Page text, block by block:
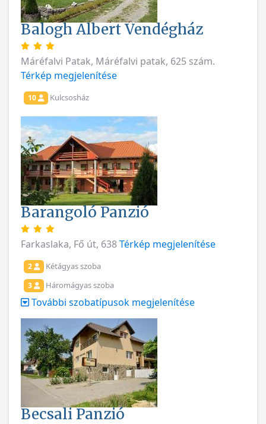
Balogh Albert Vendégház
Máréfalvi Patak, Máréfalvi patak, 625 szám.
Térkép megjelenítése
10 Kulcsosház
Barangoló Panzió
Farkaslaka, Fő út, 638Térkép megjelenítése
2 Kétágyas szoba
3 Háromágyas szoba
További szobatípusok megjelenítése
Becsali Panzió